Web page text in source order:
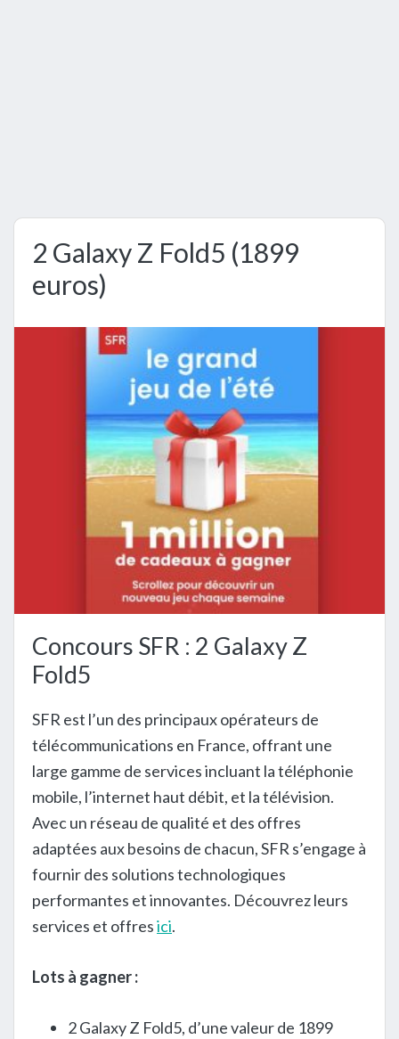
2 Galaxy Z Fold5 (1899
euros)
Concours SFR : 2 Galaxy Z
Fold5
SFR est l’un des principaux opérateurs de
télécommunications en France, offrant une
large gamme de services incluant la téléphonie
mobile, l’internet haut débit, et la télévision.
Avec un réseau de qualité et des offres
adaptées aux besoins de chacun, SFR s’engage à
fournir des solutions technologiques
performantes et innovantes. Découvrez leurs
services et offresici.
Lots à gagner :
2 Galaxy Z Fold5, d’une valeur de 1899